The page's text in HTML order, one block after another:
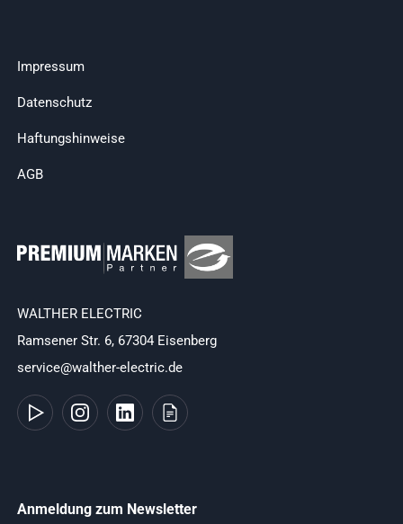
Impressum
Datenschutz
Haftungshinweise
AGB
WALTHER ELECTRIC
Ramsener Str. 6, 67304 Eisenberg
service@walther-electric.de
Anmeldung zum Newsletter